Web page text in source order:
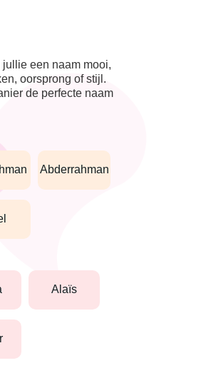
een naam mooi,
oorsprong of stijl.
de perfecte naam
abderrahman
alaïs